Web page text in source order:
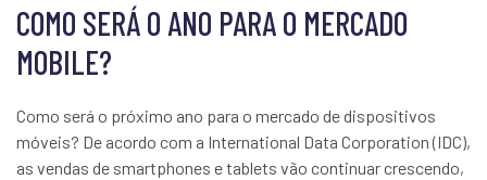
COMO SERÁ O ANO PARA O MERCADO
MOBILE?
Como será o próximo ano para o mercado de dispositivos
móveis? De acordo com a International Data Corporation (IDC),
as vendas de smartphones e tablets vão continuar crescendo,